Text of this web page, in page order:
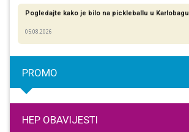
Pogledajte kako je bilo na pickleballu u Karlobagu
05.08.2026
PROMO
HEP OBAVIJESTI